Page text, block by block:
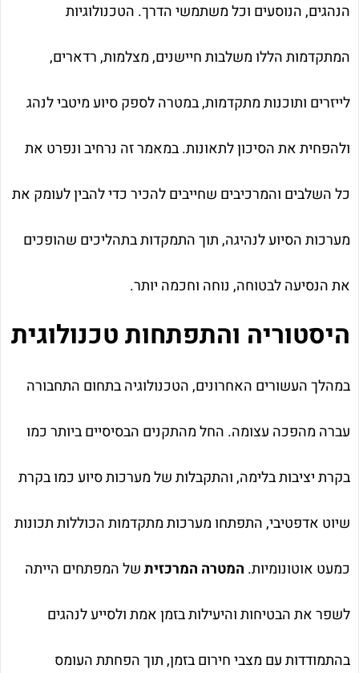
הנהגים, הנוסעים וכל משתמשי הדרך. הטכנולוגיות
המתקדמות הללו משלבות חיישנים, מצלמות, רדארים,
לייזרים ותוכנות מתקדמות, במטרה לספק סיוע מיטבי לנהג
ולהפחית את הסיכון לתאונות. במאמר זה נרחיב ונפרט את
כל השלבים והמרכיבים שחייבים להכיר כדי להבין לעומק את
מערכות הסיוע לנהיגה, תוך התמקדות בתהליכים שהופכים
את הנסיעה לבטוחה, נוחה וחכמה יותר.
היסטוריה והתפתחות טכנולוגית
במהלך העשורים האחרונים, הטכנולוגיה בתחום התחבורה
עברה מהפכה עצומה. החל מהתקנים הבסיסיים ביותר כמו
בקרת יציבות בלימה, והתקבלות של מערכות סיוע כמו בקרת
שיוט אדפטיבי, התפתחו מערכות מתקדמות הכוללות תכונות
כמעט אוטונומיות. המטרה המרכזיתשל המפתחים הייתה
לשפר את הבטיחות והיעילות בזמן אמת ולסייע לנהגים
בהתמודדות עם מצבי חירום בזמן, תוך הפחתת העומס